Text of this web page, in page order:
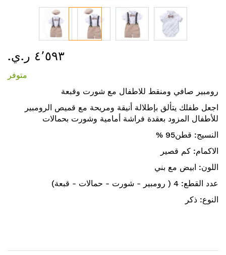
إلى
معرض
٤٬٥٩٣ ر.ي.‏
متوفر
رومبير صافي ومنقط للاطفال مع شورت وقبعة
اجعل طفلك يتألق بإطلالة أنيقة ومريحة مع قميص الرومبير
للأطفال المزود بعقدة فراشة أمامية وشورت بحمالات
% 95النسيج: قطن
الاكمام: كم قصير
اللون: ابيض مع بني
عدد القطع: 4 ( رومبير - شورت - حمالات - قبعة)
النوع: ذكر